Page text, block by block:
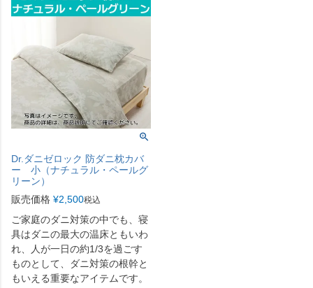
Dr.ダニゼロック 防ダニ枕カバ
ー 小（ナチュラル・ペールグ
リーン）
販売価格 ¥2,500税込
ご家庭のダニ対策の中でも、寝
具はダニの最大の温床ともいわ
れ、人が一日の約1/3を過ごす
ものとして、ダニ対策の根幹と
もいえる重要なアイテムです。